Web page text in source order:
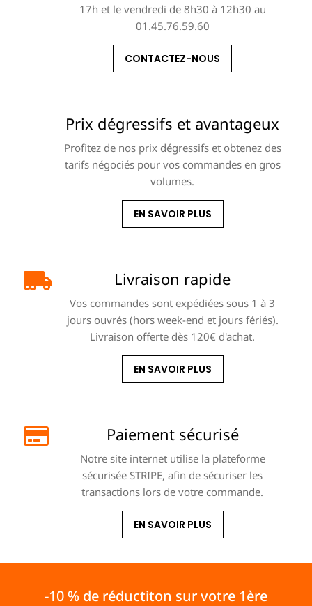
17h et le vendredi de 8h30 à 12h30 au
01.45.76.59.60
CONTACTEZ-NOUS
Prix dégressifs et avantageux
Profitez de nos prix dégressifs et obtenez des
tarifs négociés pour vos commandes en gros
volumes.
EN SAVOIR PLUS
Livraison rapide
Vos commandes sont expédiées sous 1 à 3
jours ouvrés (hors week-end et jours fériés).
Livraison offerte dès 120€ d'achat.
EN SAVOIR PLUS
Paiement sécurisé
Notre site internet utilise la plateforme
sécurisée STRIPE, afin de sécuriser les
transactions lors de votre commande.
EN SAVOIR PLUS
-10 % de réductiton sur votre 1ère